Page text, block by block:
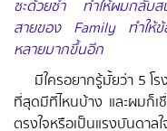
ซะด้วยซ้ำ ทำให้ผมกลับส
สายของ Family ทำให้
หลายมากขึ้นอีก
มีใครอยากรู้มั้ยว่า 5 โร
ที่สุดมีที่ไหนบ้าง และผมก็เ
ตรงใจหรือเป็นแรงบันดาล